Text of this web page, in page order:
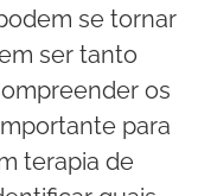
se tornar
ser tanto
os
para
terapia de